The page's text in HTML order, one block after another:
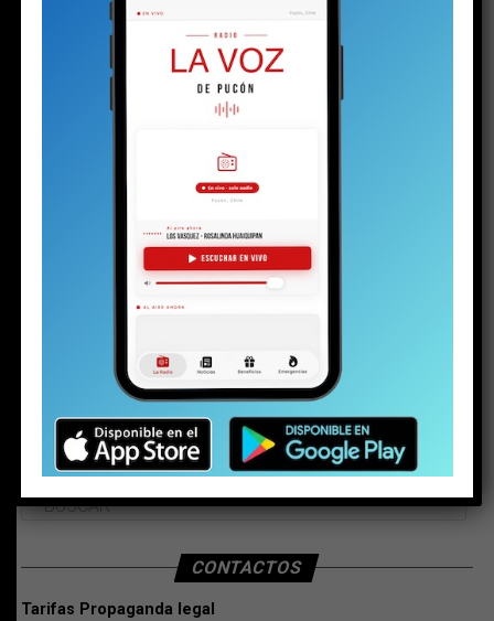
BUSCAR
CONTACTOS
Tarifas Propaganda legal